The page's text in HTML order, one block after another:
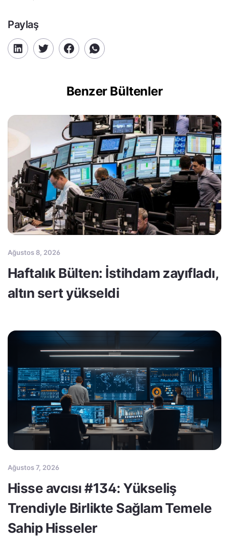
Paylaş
Benzer Bültenler
Ağustos 8, 2026
Haftalık Bülten: İstihdam zayıfladı,
altın sert yükseldi
Ağustos 7, 2026
Hisse avcısı #134: Yükseliş
Trendiyle Birlikte Sağlam Temele
Sahip Hisseler